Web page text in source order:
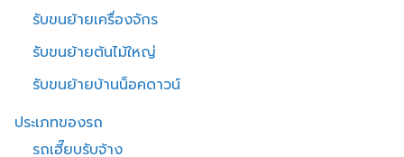
รับขนย้ายเครื่องจักร
รับขนย้ายต้นไม้ใหญ่
รับขนย้ายบ้านน็อคดาวน์
ประเภทของรถ
รถเฮี๊ยบรับจ้าง